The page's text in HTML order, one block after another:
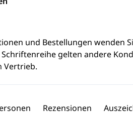
und Bestellungen wenden
gelten andere
Vertrieb.
Rezensionen